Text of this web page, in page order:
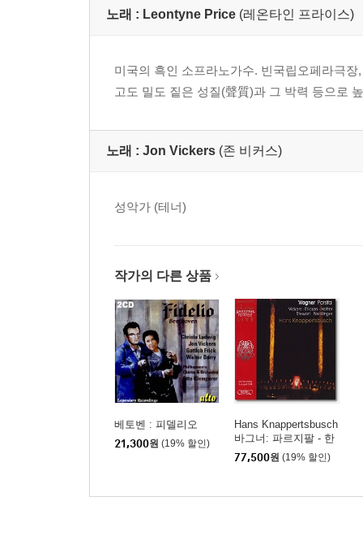
노래 : Leontyne Price (레온타인 프라이스)
미국의 흑인 소프라노가수. 빈국립오페라극
고도 밀도 짙은 성질(聲質)과 그 박력 등으로
노래 : Jon Vickers (존 비커스)
성악가 (테너)
작가의 다른 상품
베토벤 : 피델리오
21,300원 (19% 할인)
Hans Knappertsbusch
바그너: 파르지팔 - 한
스 크나퍼츠부쉬 (Wag
ner : Parsifal)
77,500원 (19% 할인)